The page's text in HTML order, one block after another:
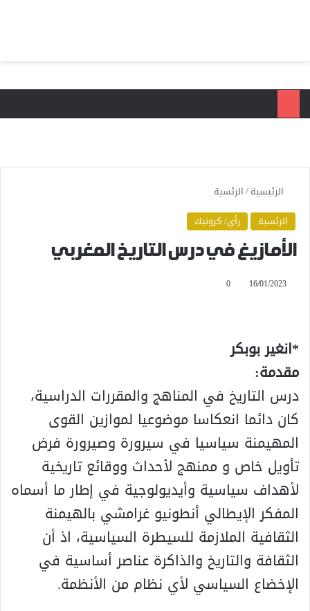
الرئيسية/الرئسية
الرئسية
رأي/ كرونيك
الأمازيغ في درس التاريخ المغربي
16/01/2023
0
*انغير بوبكر
مقدمة:
درس التاريخ في المناهج والمقررات الدراسية،
كان دائما انعكاسا موضوعيا لموازين القوى
المهيمنة سياسيا في سيرورة وصيرورة فرض
تأويل خاص و ممنهج لأحداث ووقائع تاريخية
لأهداف سياسية وأيديولوجية في إطار ما أسماه
المفكر الإيطالي أنطونيو غرامشي بالهيمنة
الثقافية الملازمة للسيطرة السياسية، اذ أن
الثقافة والتاريخ والذاكرة عناصر أساسية في
الإخضاع السياسي لأي نظام من الأنظمة.